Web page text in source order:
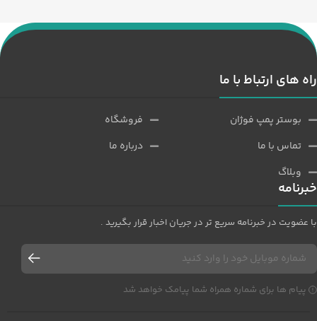
راه های ارتباط با ما
بوستر پمپ فوژان
تماس با ما
وبلاگ
فروشگاه
درباره ما
خبرنامه
با عضویت در خبرنامه سریع تر در جریان اخبار قرار بگیرید .
پیام ها برای شماره همراه شما پیامک خواهد شد